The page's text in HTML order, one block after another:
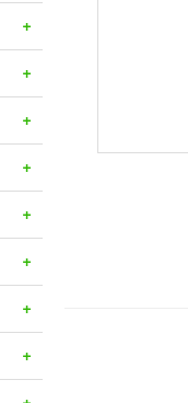
+
+
+
+
+
+
+
+